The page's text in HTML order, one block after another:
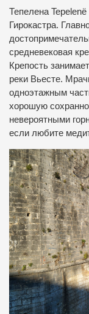
Тепелена
Гирокастра.
средневековая
Крепость
реки Вьесте.
одноэтажным
хорошую
невероятными
если любите